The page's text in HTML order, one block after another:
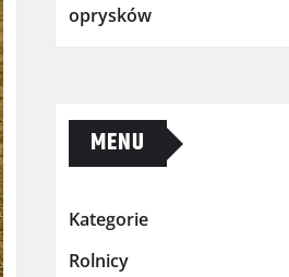
oprysków
MENU
Kategorie
Rolnicy